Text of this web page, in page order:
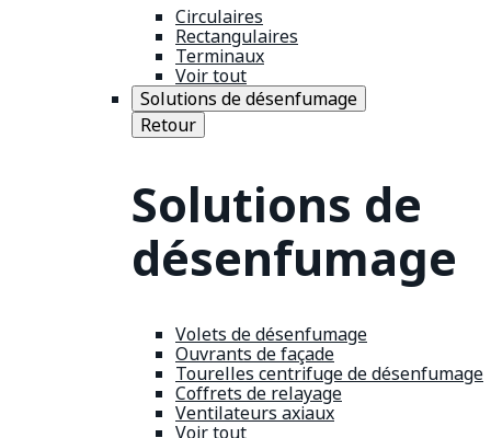
Circulaires
Rectangulaires
Terminaux
Voir tout
Solutions de désenfumage
Retour
Solutions de
désenfumage
Volets de désenfumage
Ouvrants de façade
Tourelles centrifuge de désenfumage
Coffrets de relayage
Ventilateurs axiaux
Voir tout